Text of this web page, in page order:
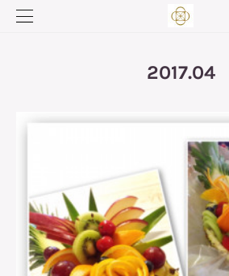
2017.04